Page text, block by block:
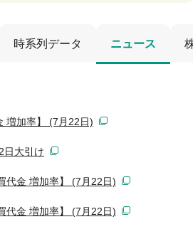
時系列データ ニュース
増加率】 (7月22日)
日大引け
代金 増加率】 (7月22日)
代金 増加率】 (7月22日)